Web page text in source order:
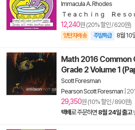
Immacula A. Rhodes
Ｔｅａｃｈｉｎｇ Ｒｅｓｏ
12,240원 (20% 할인 / 620원)
양탄자배송 주말특급 8월 10
Math 2016 Common
Grade 2 Volume 1
Scott Foresman
Pearson Scott Foresman
29,350원 (10% 할인 / 890원)
택배로 주문하면 8월 24일 출고